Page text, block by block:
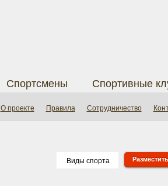
Спортсмены Спортивные
О проекте Правила Сотрудничество
Виды спорта